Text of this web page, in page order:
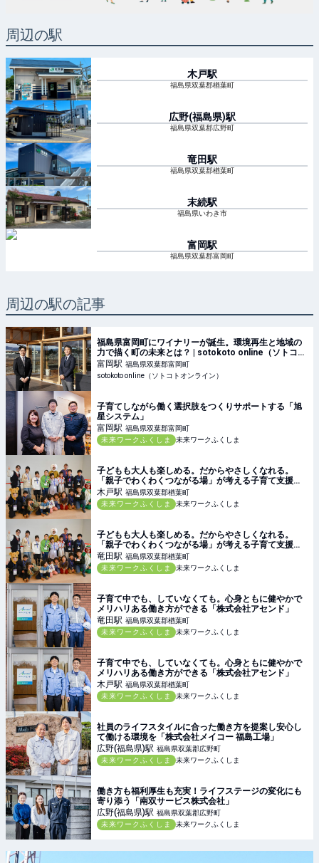
周辺の駅
木戸駅
福島県双葉郡楢葉町
広野(福島県)駅
福島県双葉郡広野町
竜田駅
福島県双葉郡楢葉町
末続駅
福島県いわき市
富岡駅
福島県双葉郡富岡町
周辺の駅の記事
福島県富岡町にワイナリーが誕生。環境再生と地域の
力で描く町の未来とは？ | sotokoto online（ソトコト
オンライン）
富岡駅 福島県双葉郡富岡町
sotokoto online（ソトコトオンライン）
子育てしながら働く選択肢をつくりサポートする「旭
星システム」
富岡駅 福島県双葉郡富岡町
未来ワークふくしま
未来ワークふくしま
子どもも大人も楽しめる。だからやさしくなれる。
「親子でわくわくつながる場」が考える子育て支援と
は
木戸駅 福島県双葉郡楢葉町
未来ワークふくしま
未来ワークふくしま
子どもも大人も楽しめる。だからやさしくなれる。
「親子でわくわくつながる場」が考える子育て支援と
は
竜田駅 福島県双葉郡楢葉町
未来ワークふくしま
未来ワークふくしま
子育て中でも、していなくても。心身ともに健やかで
メリハリある働き方ができる「株式会社アセンド」
竜田駅 福島県双葉郡楢葉町
未来ワークふくしま
未来ワークふくしま
子育て中でも、していなくても。心身ともに健やかで
メリハリある働き方ができる「株式会社アセンド」
木戸駅 福島県双葉郡楢葉町
未来ワークふくしま
未来ワークふくしま
社員のライフスタイルに合った働き方を提案し安心し
て働ける環境を「株式会社メイコー 福島工場」
広野(福島県)駅 福島県双葉郡広野町
未来ワークふくしま
未来ワークふくしま
働き方も福利厚生も充実！ライフステージの変化にも
寄り添う「南双サービス株式会社」
広野(福島県)駅 福島県双葉郡広野町
未来ワークふくしま
未来ワークふくしま